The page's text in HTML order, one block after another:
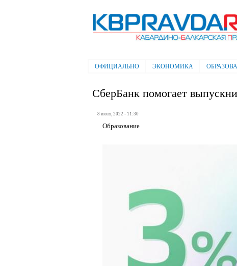
Электронная газета "Кабардино-
Балкарская правда"
Главное меню
ОФИЦИАЛЬНО ЭКОНОМИКА
СберБанк помогает
8 июля, 2022 - 11:30
Образование